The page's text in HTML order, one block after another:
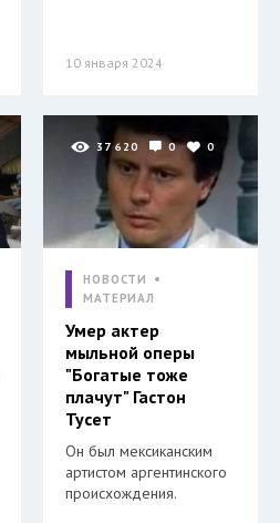
10 января 2024
37 620 0 0
НОВОСТИ
МАТЕРИАЛ
Умер актер
мыльной оперы
"Богатые тоже
плачут" Гастон
Тусет
Он был мексиканским
артистом аргентинского
происхождения.